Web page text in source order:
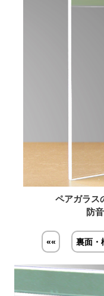
ペアガラス
防
«« 裏面・